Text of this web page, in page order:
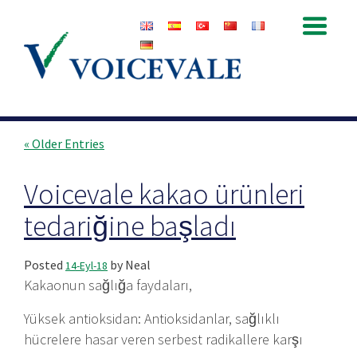
Archive for the
« Older Entries
Voicevale kakao ürünleri
tedariğine başladı
Posted 14-Eyl-18 by Neal
Kakaonun sağlığa faydaları,
Yüksek antioksidan: Antioksidanlar, sağlıklı
hücrelere hasar veren serbest radikallere karşı